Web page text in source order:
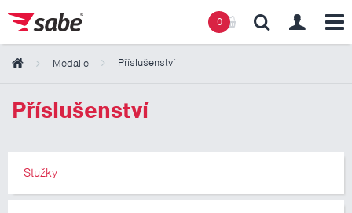
0
Medaile Příslušenství
Příslušenství
Stužky
Obsah košíku